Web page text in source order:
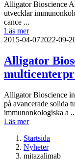
Alligator Bioscience
utvecklar
cance ...
Läs mer
2015-04-072022-09-
Alligator
Alligator Bioscience
på avancerade solida
immunonkologiska a
Läs mer
Startsida
Nyheter
mitazalimab